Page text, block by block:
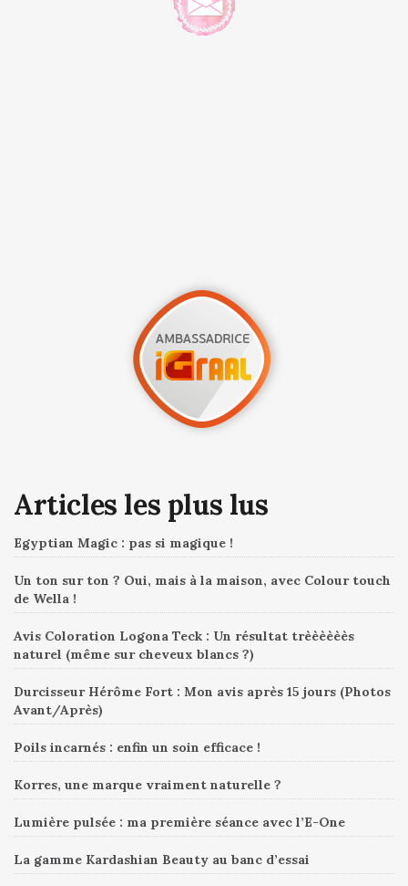
Articles les plus lus
Egyptian Magic : pas si magique !
Un ton sur ton ? Oui, mais à la maison, avec Colour touch
de Wella !
Avis Coloration Logona Teck : Un résultat trèèèèèès
naturel (même sur cheveux blancs ?)
Durcisseur Hérôme Fort : Mon avis après 15 jours (Photos
Avant/Après)
Poils incarnés : enfin un soin efficace !
Korres, une marque vraiment naturelle ?
Lumière pulsée : ma première séance avec l’E-One
La gamme Kardashian Beauty au banc d’essai